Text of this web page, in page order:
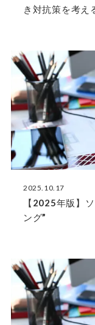
き対抗策を考え
2025.10.17
【2025年版】
ング”